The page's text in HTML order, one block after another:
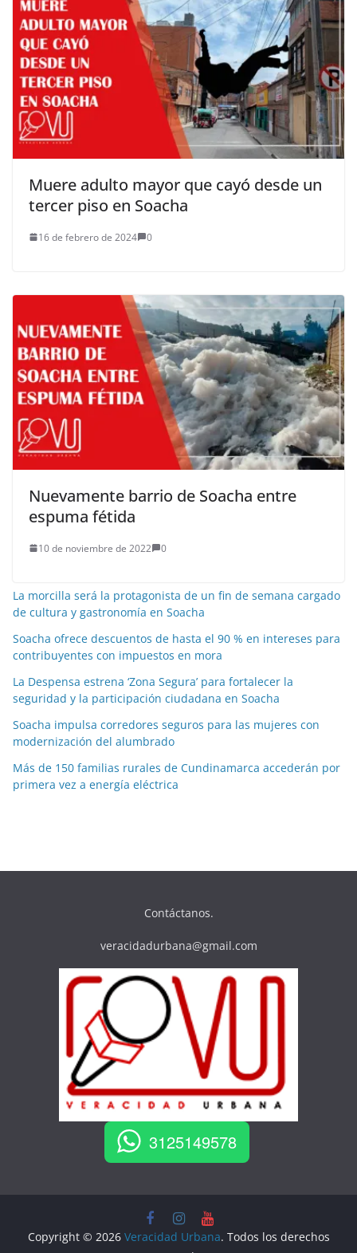
Muere adulto mayor que cayó desde un
tercer piso en Soacha
16 de febrero de 2024 0
Nuevamente barrio de Soacha entre
espuma fétida
10 de noviembre de 2022 0
La morcilla será la protagonista de un fin de semana cargado
de cultura y gastronomía en Soacha
Soacha ofrece descuentos de hasta el 90 % en intereses para
contribuyentes con impuestos en mora
La Despensa estrena ‘Zona Segura’ para fortalecer la
seguridad y la participación ciudadana en Soacha
Soacha impulsa corredores seguros para las mujeres con
modernización del alumbrado
Más de 150 familias rurales de Cundinamarca accederán por
primera vez a energía eléctrica
Contáctanos.
veracidadurbana@gmail.com
3125149578
Copyright © 2026 Veracidad Urbana. Todos los derechos